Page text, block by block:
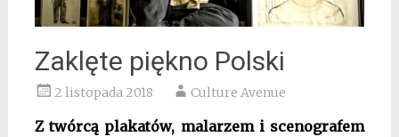
Zaklęte piękno Polski
2 listopada 2018 Culture Avenue
Z twórcą plakatów, malarzem i scenografem